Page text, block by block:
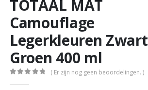
TOTAAL MAT
Camouflage
Legerkleuren Zwart
Groen 400 ml
( Er zijn nog geen beoordelingen. )